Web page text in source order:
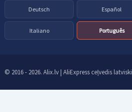
Deutsch Español
Italiano Português
© 2016 - 2026. Alix.lv | AliExpress ceļvedis latviski